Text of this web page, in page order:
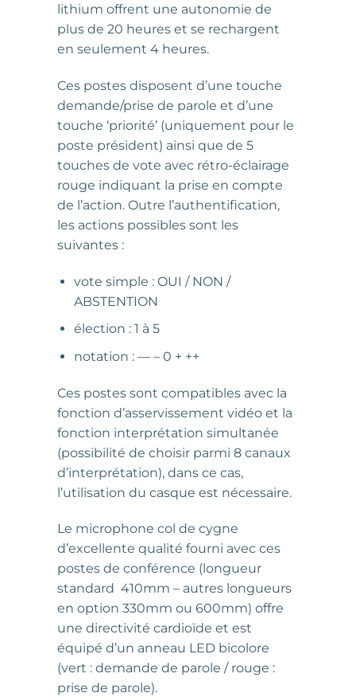
lithium offrent une autonomie de
plus de 20 heures et se rechargent
en seulement 4 heures.
Ces postes disposent d’une touche
demande/prise de parole et d’une
touche ‘priorité’ (uniquement pour le
poste président) ainsi que de 5
touches de vote avec rétro-éclairage
rouge indiquant la prise en compte
de l’action. Outre l’authentification,
les actions possibles sont les
suivantes :
vote simple : OUI / NON /
ABSTENTION
élection : 1 à 5
notation : — – 0 + ++
Ces postes sont compatibles avec la
fonction d’asservissement vidéo et la
fonction interprétation simultanée
(possibilité de choisir parmi 8 canaux
d’interprétation), dans ce cas,
l’utilisation du casque est nécessaire.
Le microphone col de cygne
d’excellente qualité fourni avec ces
postes de conférence (longueur
standard 410mm – autres longueurs
en option 330mm ou 600mm) offre
une directivité cardioïde et est
équipé d’un anneau LED bicolore
(vert : demande de parole / rouge :
prise de parole).